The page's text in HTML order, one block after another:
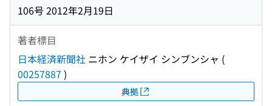
106号 2012年2月19日
著者標目
日本経済新聞社 ニホン ケイザイ シンブンシャ (
00257887 )
典拠